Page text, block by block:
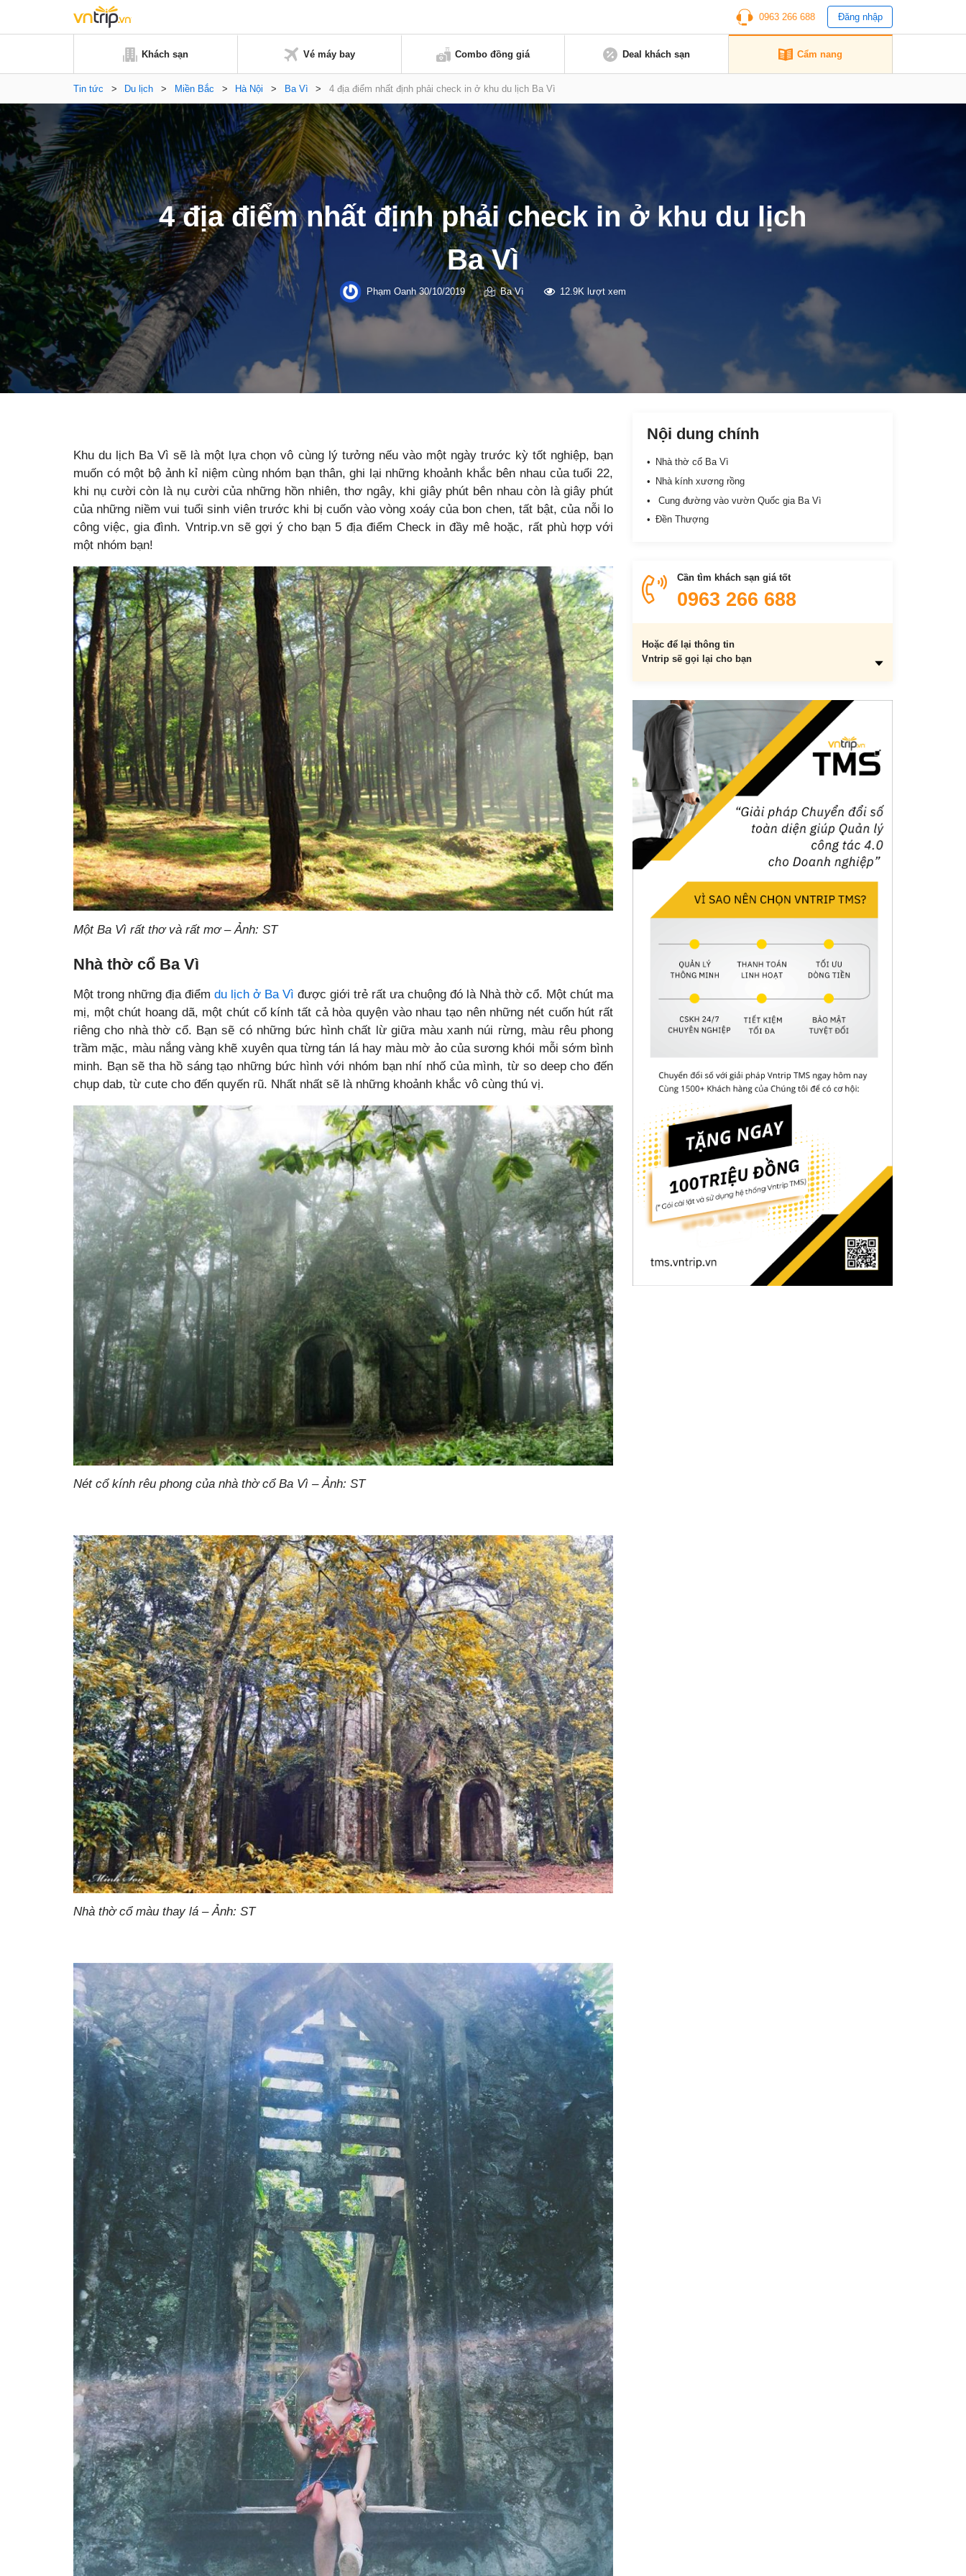
0963 266 688 Đăng nhập
Khách sạn Vé máy bay Combo đồng giá Deal khách sạn Cẩm nang
Tin tức > Du lịch > Miền Bắc > Hà Nội > Ba Vì > 4 địa điểm nhất định phải check in ở khu du lịch Ba Vì
4 địa điểm nhất định phải check in ở khu du lịch
Ba Vì
Phạm Oanh30/10/2019 Ba Vì 12.9K lượt xem
Khu du lịch Ba Vì sẽ là một lựa chọn vô cùng lý tưởng nếu vào một ngày trước kỳ tốt nghiệp, bạn
muốn có một bộ ảnh kỉ niệm cùng nhóm bạn thân, ghi lại những khoảnh khắc bên nhau của tuổi 22,
khi nụ cười còn là nụ cười của những hồn nhiên, thơ ngây, khi giây phút bên nhau còn là giây phút
của những niềm vui tuổi sinh viên trước khi bị cuốn vào vòng xoáy của bon chen, tất bật, của nỗi lo
công việc, gia đình. Vntrip.vn sẽ gợi ý cho bạn 5 địa điểm Check in đầy mê hoặc, rất phù hợp với
một nhóm bạn!
Một Ba Vì rất thơ và rất mơ – Ảnh: ST
Nhà thờ cổ Ba Vì
Một trong những địa điểmdu lịch ở Ba Vì được giới trẻ rất ưa chuộng đó là Nhà thờ cổ. Một chút ma
mị, một chút hoang dã, một chút cổ kính tất cả hòa quyện vào nhau tạo nên những nét cuốn hút rất
riêng cho nhà thờ cổ. Bạn sẽ có những bức hình chất lừ giữa màu xanh núi rừng, màu rêu phong
trầm mặc, màu nắng vàng khẽ xuyên qua từng tán lá hay màu mờ ảo của sương khói mỗi sớm bình
minh. Bạn sẽ tha hồ sáng tạo những bức hình với nhóm bạn nhí nhố của mình, từ so deep cho đến
chụp dab, từ cute cho đến quyến rũ. Nhất nhất sẽ là những khoảnh khắc vô cùng thú vị.
Nét cổ kính rêu phong của nhà thờ cổ Ba Vì – Ảnh: ST
Nhà thờ cổ màu thay lá – Ảnh: ST
Nội dung chính
Nhà thờ cổ Ba Vì
Nhà kính xương rồng
Cung đường vào vườn Quốc gia Ba Vì
Đền Thượng
Cần tìm khách sạn giá tốt
0963 266 688
Hoặc để lại thông tin
Vntrip sẽ gọi lại cho bạn